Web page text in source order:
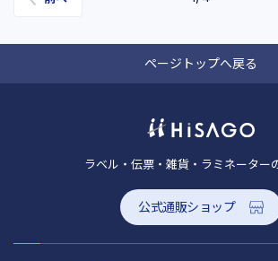
ページトップへ戻る
ラベル・伝票・雑貨・ラミネーター
公式通販ショップ